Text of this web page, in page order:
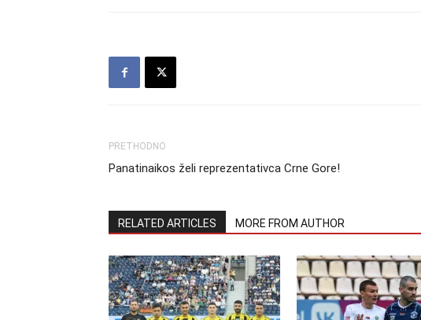
PRETHODNO
Panatinaikos želi reprezentativca Crne Gore!
RELATED ARTICLES MORE FROM AUTHOR